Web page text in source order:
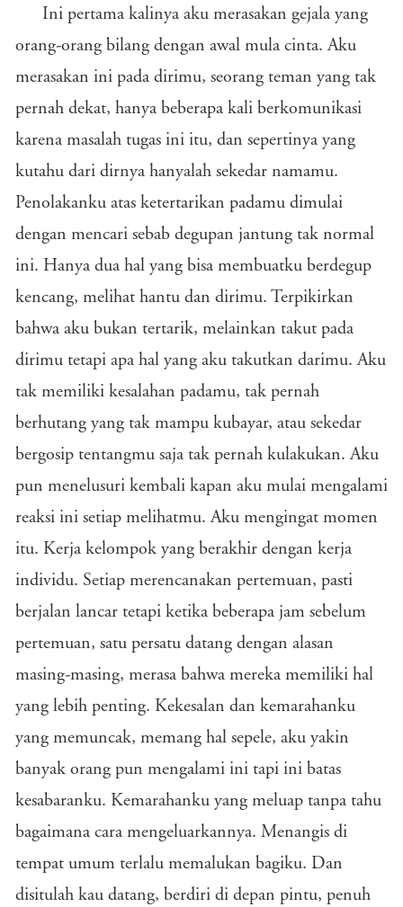
Ini pertama kalinya aku merasakan gejala yang
orang-orang bilang dengan awal mula cinta. Aku
merasakan ini pada dirimu, seorang teman yang tak
pernah dekat, hanya beberapa kali berkomunikasi
karena masalah tugas ini itu, dan sepertinya yang
kutahu dari dirnya hanyalah sekedar namamu.
Penolakanku atas ketertarikan padamu dimulai
dengan mencari sebab degupan jantung tak normal
ini. Hanya dua hal yang bisa membuatku berdegup
kencang, melihat hantu dan dirimu. Terpikirkan
bahwa aku bukan tertarik, melainkan takut pada
dirimu tetapi apa hal yang aku takutkan darimu. Aku
tak memiliki kesalahan padamu, tak pernah
berhutang yang tak mampu kubayar, atau sekedar
bergosip tentangmu saja tak pernah kulakukan. Aku
pun menelusuri kembali kapan aku mulai mengalami
reaksi ini setiap melihatmu. Aku mengingat momen
itu. Kerja kelompok yang berakhir dengan kerja
individu. Setiap merencanakan pertemuan, pasti
berjalan lancar tetapi ketika beberapa jam sebelum
pertemuan, satu persatu datang dengan alasan
masing-masing, merasa bahwa mereka memiliki hal
yang lebih penting. Kekesalan dan kemarahanku
yang memuncak, memang hal sepele, aku yakin
banyak orang pun mengalami ini tapi ini batas
kesabaranku. Kemarahanku yang meluap tanpa tahu
bagaimana cara mengeluarkannya. Menangis di
tempat umum terlalu memalukan bagiku. Dan
disitulah kau datang, berdiri di depan pintu, penuh